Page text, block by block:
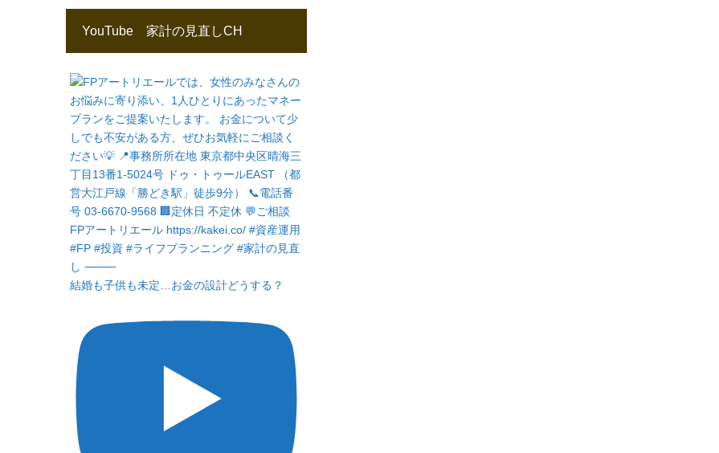
YouTube 家計の見直しCH
結婚も子供も未定…お金の設計どうする？